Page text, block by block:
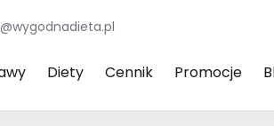
Diety Cennik Promocje